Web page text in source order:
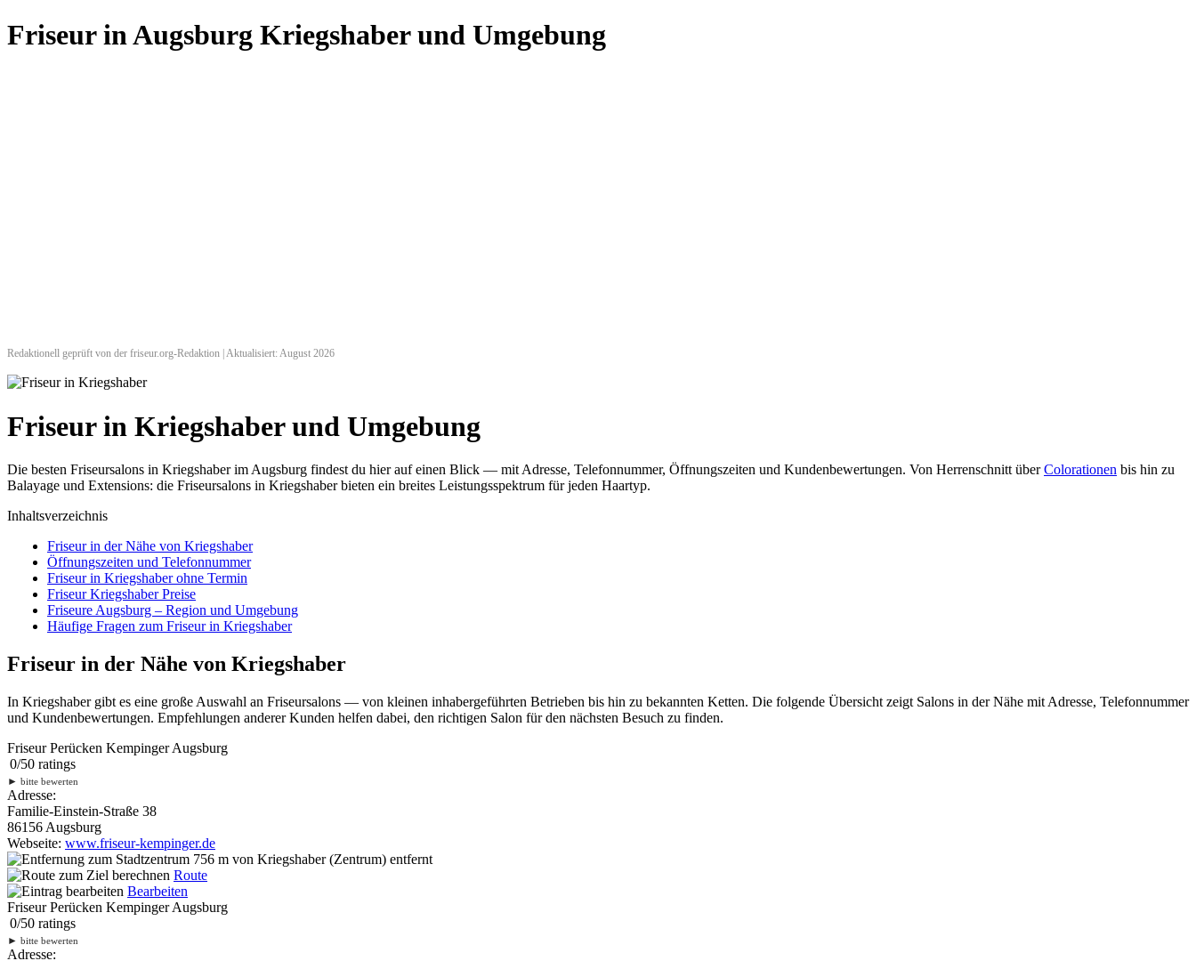
Friseur in Augsburg Kriegshaber und Umgebung
Redaktionell geprüft von der friseur.org-Redaktion | Aktualisiert: August 2026
Friseur in Kriegshaber und Umgebung
Die besten Friseursalons in Kriegshaber im Augsburg findest du hier auf einen Blick — mit Adresse, Telefonnummer, Öffnungszeiten und Kundenbewertungen. Von Herrenschnitt überColorationen bis hin zu
Balayage und Extensions: die Friseursalons in Kriegshaber bieten ein breites Leistungsspektrum für jeden Haartyp.
Inhaltsverzeichnis
Friseur in der Nähe von Kriegshaber
Öffnungszeiten und Telefonnummer
Friseur in Kriegshaber ohne Termin
Friseur Kriegshaber Preise
Friseure Augsburg – Region und Umgebung
Häufige Fragen zum Friseur in Kriegshaber
Friseur in der Nähe von Kriegshaber
In Kriegshaber gibt es eine große Auswahl an Friseursalons — von kleinen inhabergeführten Betrieben bis hin zu bekannten Ketten. Die folgende Übersicht zeigt Salons in der Nähe mit Adresse, Telefonnummer
und Kundenbewertungen. Empfehlungen anderer Kunden helfen dabei, den richtigen Salon für den nächsten Besuch zu finden.
Friseur Perücken Kempinger Augsburg
0/50 ratings
► bitte bewerten
Adresse:
Familie-Einstein-Straße 38
86156 Augsburg
Webseite: www.friseur-kempinger.de
756 m von Kriegshaber (Zentrum) entfernt
Route
Bearbeiten
Friseur Perücken Kempinger Augsburg
0/50 ratings
► bitte bewerten
Adresse: